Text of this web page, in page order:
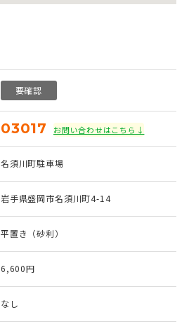
要確認
03017 お問い合わせはこちら↓
名須川町駐車場
岩手県盛岡市名須川町4-14
平置き（砂利）
6,600円
なし